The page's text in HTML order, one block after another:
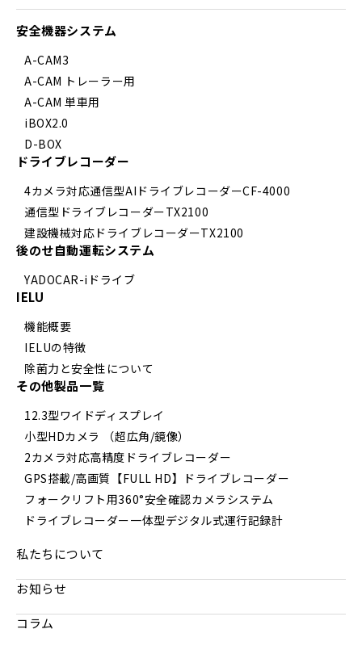
安全機器システム
A-CAM3
A-CAM トレーラー用
A-CAM 単車用
iBOX2.0
D-BOX
ドライブレコーダー
4カメラ対応通信型AIドライブレコーダーCF-4000
通信型ドライブレコーダーTX2100
建設機械対応ドライブレコーダーTX2100
後のせ自動運転システム
YADOCAR-iドライブ
IELU
機能概要
IELUの特徴
除菌力と安全性について
その他製品一覧
12.3型ワイドディスプレイ
小型HDカメラ （超広角/鏡像）
2カメラ対応高精度ドライブレコーダー
GPS搭載/高画質【FULL HD】ドライブレコーダー
フォークリフト用360°安全確認カメラシステム
ドライブレコーダー一体型デジタル式運行記録計
私たちについて
お知らせ
コラム